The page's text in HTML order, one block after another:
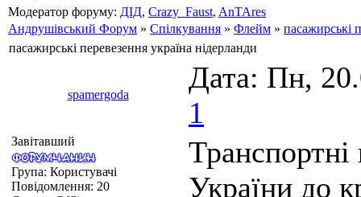
Модератор форуму: ДІД, Crazy_Faust, AnTAres
Андрушівський Форум » Спілкування » Флейм » пасажирські
пасажирські перевезення україна нідерланди
spamergoda
Дата: Пн,
1
Завітавший
Група: Користувачі
Повідомлення: 20
Транспортні
України до